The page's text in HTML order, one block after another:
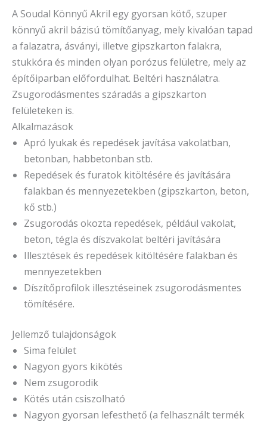
A Soudal Könnyű Akril egy gyorsan kötő, szuper
könnyű akril bázisú tömítőanyag, mely kivalóan tapad
a falazatra, ásványi, illetve gipszkarton falakra,
stukkóra és minden olyan porózus felületre, mely az
építőiparban előfordulhat. Beltéri használatra.
Zsugorodásmentes száradás a gipszkarton
felületeken is.
Alkalmazások
Apró lyukak és repedések javítása vakolatban,
betonban, habbetonban stb.
Repedések és furatok kitöltésére és javítására
falakban és mennyezetekben (gipszkarton, beton,
kő stb.)
Zsugorodás okozta repedések, például vakolat,
beton, tégla és díszvakolat beltéri javítására
Illesztések és repedések kitöltésére falakban és
mennyezetekben
Díszítőprofilok illesztéseinek zsugorodásmentes
tömítésére.
Jellemző tulajdonságok
Sima felület
Nagyon gyors kikötés
Nem zsugorodik
Kötés után csiszolható
Nagyon gyorsan lefesthető (a felhasznált termék